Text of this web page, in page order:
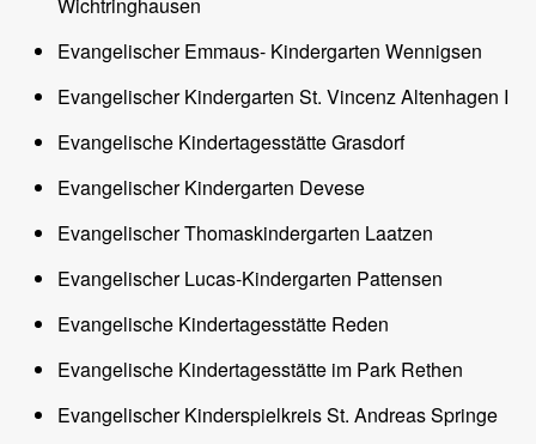
Evangelischer Emmaus- Kindergarten Wennigsen
Evangelischer Kindergarten St. Vincenz Altenhagen I
Evangelische Kindertagesstätte Grasdorf
Evangelischer Kindergarten Devese
Evangelischer Thomaskindergarten Laatzen
Evangelischer Lucas-Kindergarten Pattensen
Evangelische Kindertagesstätte Reden
Evangelische Kindertagesstätte im Park Rethen
Evangelischer Kinderspielkreis St. Andreas Springe